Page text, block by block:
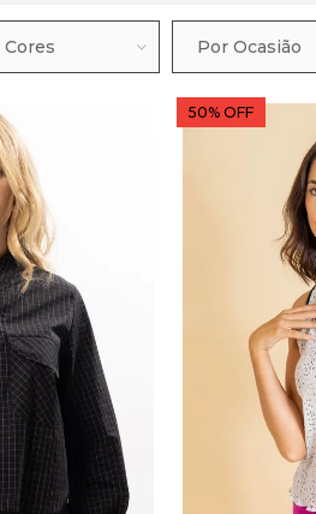
Cores Por Ocasião
50% OFF